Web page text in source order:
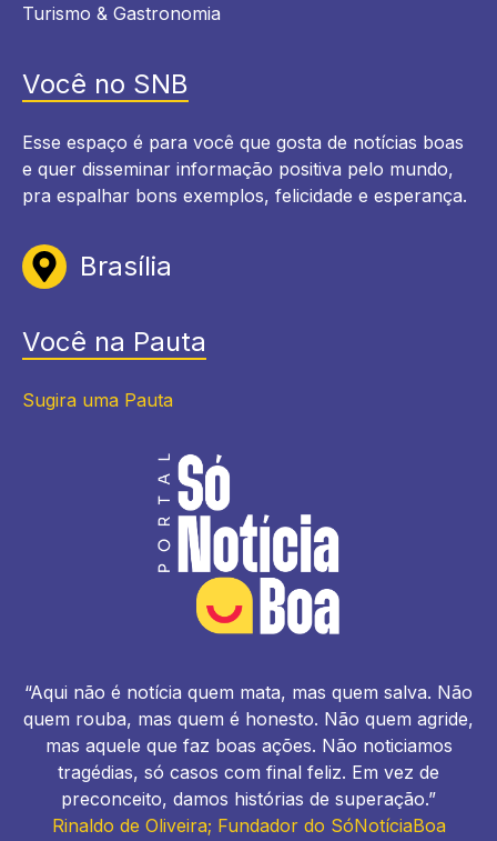
Turismo & Gastronomia
Você no SNB
Esse espaço é para você que gosta de notícias boas
e quer disseminar informação positiva pelo mundo,
pra espalhar bons exemplos, felicidade e esperança.
Brasília
Você na Pauta
Sugira uma Pauta
“Aqui não é notícia quem mata, mas quem salva. Não
quem rouba, mas quem é honesto. Não quem agride,
mas aquele que faz boas ações. Não noticiamos
tragédias, só casos com final feliz. Em vez de
preconceito, damos histórias de superação.”
Rinaldo de Oliveira; Fundador do SóNotíciaBoa